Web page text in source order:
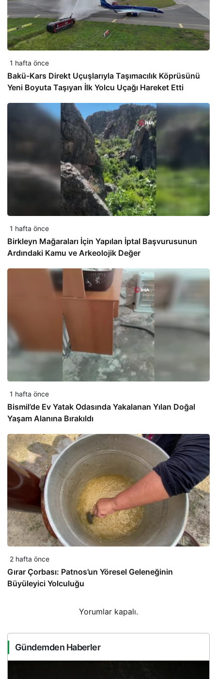
1 hafta önce
Bakü-Kars Direkt Uçuşlarıyla Taşımacılık Köprüsünü
Yeni Boyuta Taşıyan İlk Yolcu Uçağı Hareket Etti
1 hafta önce
Birkleyn Mağaraları İçin Yapılan İptal Başvurusunun
Ardındaki Kamu ve Arkeolojik Değer
1 hafta önce
Bismil’de Ev Yatak Odasında Yakalanan Yılan Doğal
Yaşam Alanına Bırakıldı
2 hafta önce
Gırar Çorbası: Patnos’un Yöresel Geleneğinin
Büyüleyici Yolculuğu
Yorumlar kapalı.
Gündemden Haberler